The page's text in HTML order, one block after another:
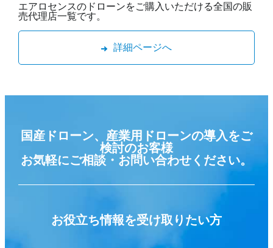
エアロセンスのドローンをご購入いただける全国の販
売代理店一覧です。
詳細ページへ
国産ドローン、産業用ドローンの導入をご
検討のお客様
お気軽にご相談・お問い合わせください。
お役立ち情報を受け取りたい方